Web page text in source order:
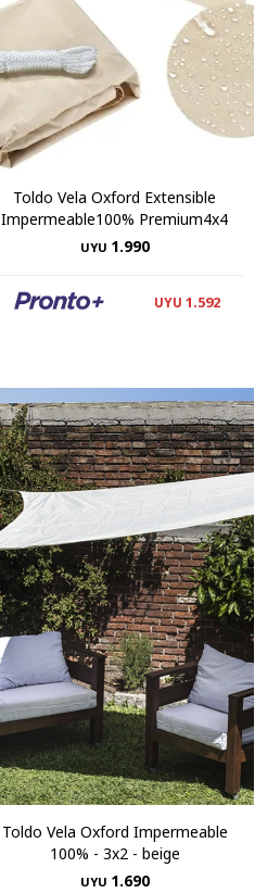
Toldo Vela Oxford Extensible
Impermeable100% Premium4x4
UYU 1.990
UYU 1.592
Toldo Vela Oxford Impermeable
100% - 3x2 - beige
UYU 1.690